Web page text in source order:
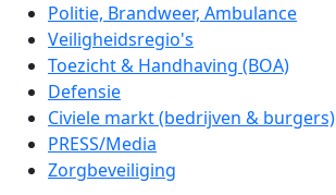
Politie, Brandweer, Ambulance
Veiligheidsregio's
Toezicht & Handhaving (BOA)
Defensie
Civiele markt (bedrijven & burgers)
PRESS/Media
Zorgbeveiliging